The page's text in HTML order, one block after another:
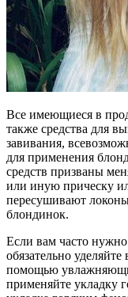
Все имеющиеся в
также средства для
завивания,
для применения
средств призваны
или иную прическу
пересушивают
блондинок.
Если вам часто нужно
обязательно
помощью
применяйте укладку